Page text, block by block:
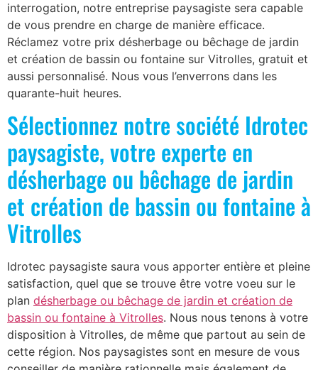
interrogation, notre entreprise paysagiste sera capable
de vous prendre en charge de manière efficace.
Réclamez votre prix désherbage ou bêchage de jardin
et création de bassin ou fontaine sur Vitrolles, gratuit et
aussi personnalisé. Nous vous l’enverrons dans les
quarante-huit heures.
Sélectionnez notre société Idrotec
paysagiste, votre experte en
désherbage ou bêchage de jardin
et création de bassin ou fontaine à
Vitrolles
Idrotec paysagiste saura vous apporter entière et pleine
satisfaction, quel que se trouve être votre voeu sur le
plan désherbage ou bêchage de jardin et création de
bassin ou fontaine à Vitrolles. Nous nous tenons à votre
disposition à Vitrolles, de même que partout au sein de
cette région. Nos paysagistes sont en mesure de vous